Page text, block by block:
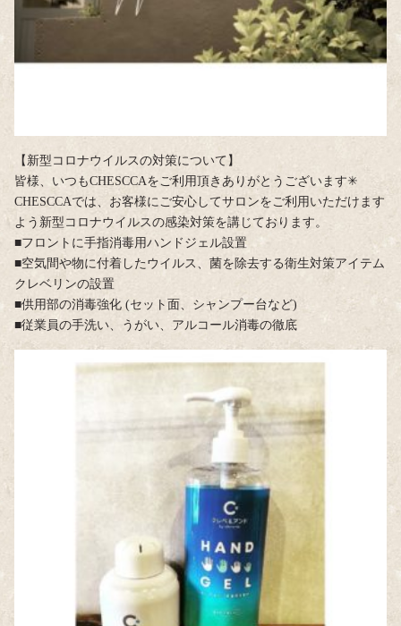
【新型コロナウイルスの対策について】
皆様、いつもCHESCCAをご利用頂きありがとうございます✳︎
CHESCCAでは、お客様にご安心してサロンをご利用いただけます
よう新型コロナウイルスの感染対策を講じております。
■フロントに手指消毒用ハンドジェル設置
■空気間や物に付着したウイルス、菌を除去する衛生対策アイテム
クレベリンの設置
■供用部の消毒強化 (セット面、シャンプー台など)
■従業員の手洗い、うがい、アルコール消毒の徹底